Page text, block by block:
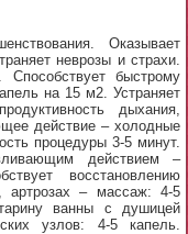
Оказывает
неврозы и страхи.
Способствует быстрому
на 15 м2. Устраняет
дыхания,
действие – холодные
процедуры 3-5 минут.
действием –
восстановлению
артрозах – массаж: 4-5
ванны с душицей
узлов: 4-5 капель.